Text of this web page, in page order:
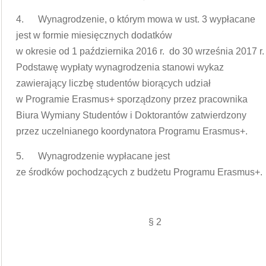
4. Wynagrodzenie, o którym mowa w ust. 3 wypłacane
jest w formie miesięcznych dodatków
w okresie od 1 października 2016 r. do 30 września 2017 r.
Podstawę wypłaty wynagrodzenia stanowi wykaz
zawierający liczbę studentów biorących udział
w Programie Erasmus+ sporządzony przez pracownika
Biura Wymiany Studentów i Doktorantów zatwierdzony
przez uczelnianego koordynatora Programu Erasmus+.
5. Wynagrodzenie wypłacane jest
ze środków pochodzących z budżetu Programu Erasmus+.
§ 2